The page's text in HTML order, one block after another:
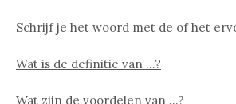
Schrijf je het woord met de of het
Wat is de definitie van …?
Wat zijn de voordelen van …?